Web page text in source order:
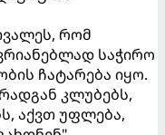
რომ
საჭირო
ჩატარება იყო.
კლუბებს,
აქვთ უფლება,